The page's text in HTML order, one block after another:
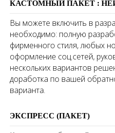
КАСТОМНЫЙ ПАКЕТ :
Вы можете включить в
необходимо: полную
фирменного стиля, любых
оформление соц.сетей,
нескольких вариантов
доработка по вашей
варианта.
ЭКСПРЕСС (ПАКЕТ)